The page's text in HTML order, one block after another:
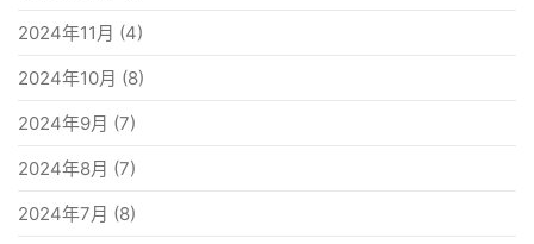
2024年11月 (4)
2024年10月 (8)
2024年9月 (7)
2024年8月 (7)
2024年7月 (8)